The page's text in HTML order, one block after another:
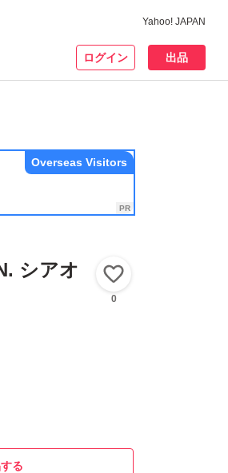
Yahoo! JAPAN
ログイン 出品
Overseas Visitors
シアオ
0
る